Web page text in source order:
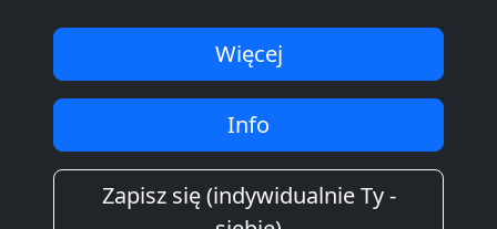
Więcej
Info
Zapisz się (indywidualnie Ty -